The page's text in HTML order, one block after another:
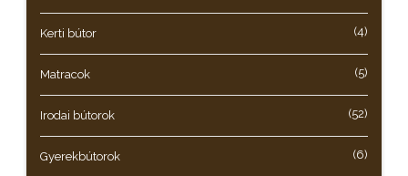
Kerti bútor (4)
Matracok (5)
Irodai bútorok (52)
Gyerekbútorok (6)